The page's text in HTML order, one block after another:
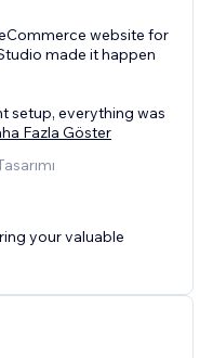
website for
made it happen
setup, everything was
Fazla Göster
your valuable